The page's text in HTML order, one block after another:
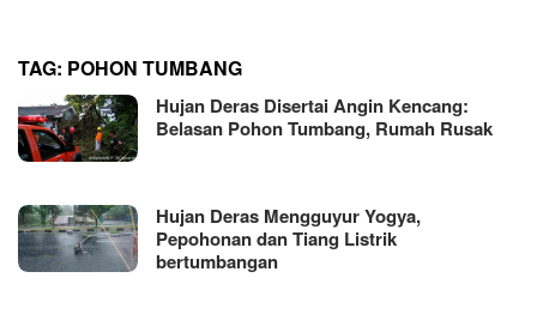
TAG: POHON TUMBANG
Hujan Deras Disertai Angin Kencang:
Belasan Pohon Tumbang, Rumah Rusak
Hujan Deras Mengguyur Yogya,
Pepohonan dan Tiang Listrik
bertumbangan